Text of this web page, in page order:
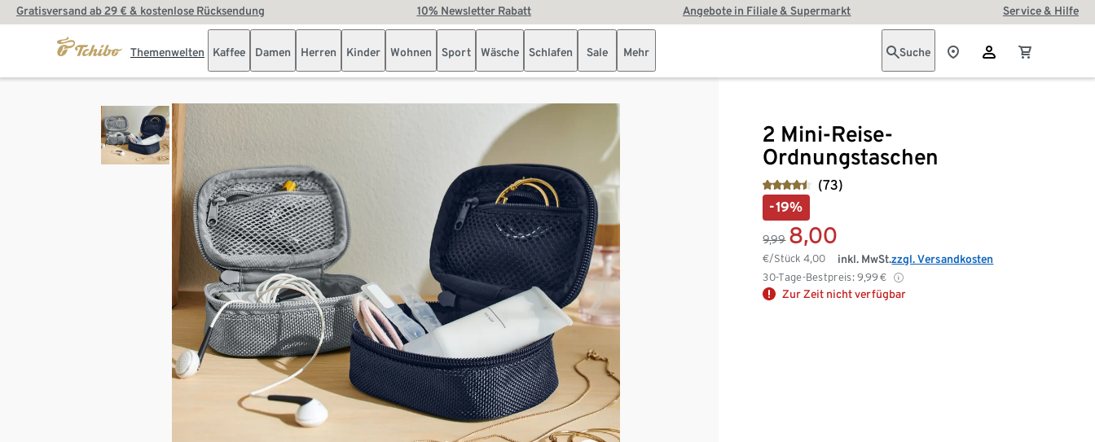
Gratisversand ab 29 € & kostenlose Rücksendung 10% Newsletter Rabatt Angebote in Filiale & Supermarkt Service & Hilfe
Themenwelten Kaffee Damen Herren Kinder Wohnen Sport Wäsche Schlafen Sale Mehr Suche
2 Mini-Reise-
Ordnungstaschen
(73)
-19%
9,99 8,00
€/Stück4,00
30-Tage-Bestpreis: 9,99€
inkl. MwSt.zzgl. Versandkosten
Zur Zeit nicht verfügbar